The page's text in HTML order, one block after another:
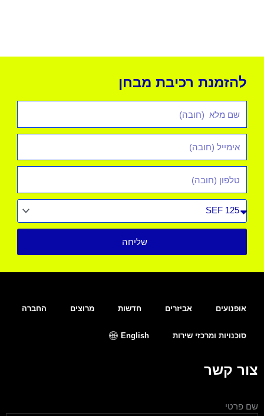
להזמנת רכיבת מבחן
מלא
רכב
שליחה
אופנועים אביזרים חדשות מרוצים החברה
סוכנויות ומרכזי שירות English
צור קשר
שם פרטי